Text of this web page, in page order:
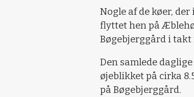
Nogle af de køer,
flyttet hen på
Bøgebjerggård i takt
Den samlede
øjeblikket på cirka
på Bøgebjerggård.